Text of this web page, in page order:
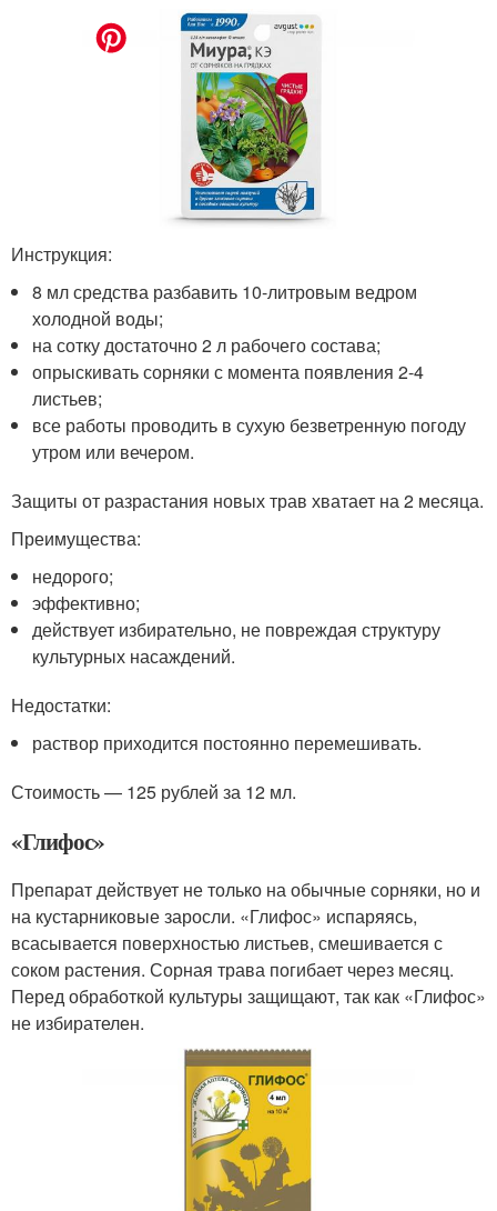
Инструкция:
8 мл средства разбавить 10-литровым ведром
холодной воды;
на сотку достаточно 2 л рабочего состава;
опрыскивать сорняки с момента появления 2-4
листьев;
все работы проводить в сухую безветренную погоду
утром или вечером.
Защиты от разрастания новых трав хватает на 2 месяца.
Преимущества:
недорого;
эффективно;
действует избирательно, не повреждая структуру
культурных насаждений.
Недостатки:
раствор приходится постоянно перемешивать.
Стоимость — 125 рублей за 12 мл.
«Глифос»
Препарат действует не только на обычные сорняки, но и
на кустарниковые заросли. «Глифос» испаряясь,
всасывается поверхностью листьев, смешивается с
соком растения. Сорная трава погибает через месяц.
Перед обработкой культуры защищают, так как «Глифос»
не избирателен.